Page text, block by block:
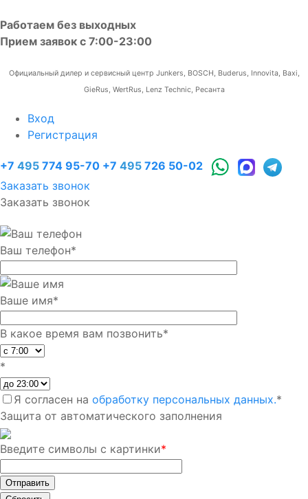
Работаем без выходных
Прием заявок с 7:00-23:00
Официальный дилер и сервисный центр Junkers, BOSCH, Buderus, Innovita, Baxi,
GieRus, WertRus, Lenz Technic, Ресанта
Вход
Регистрация
+7 495 774 95-70 +7 495 726 50-02
Заказать звонок
Заказать звонок
Ваш телефон*
Ваше имя*
В какое время вам позвонить*
*
Я согласен на обработку персональных данных.*
Защита от автоматического заполнения
Введите символы с картинки*